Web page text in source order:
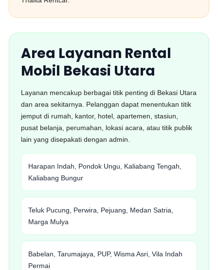
Area Layanan Rental
Mobil Bekasi Utara
Layanan mencakup berbagai titik penting di Bekasi Utara
dan area sekitarnya. Pelanggan dapat menentukan titik
jemput di rumah, kantor, hotel, apartemen, stasiun,
pusat belanja, perumahan, lokasi acara, atau titik publik
lain yang disepakati dengan admin.
Harapan Indah, Pondok Ungu, Kaliabang Tengah,
Kaliabang Bungur
Teluk Pucung, Perwira, Pejuang, Medan Satria,
Marga Mulya
Babelan, Tarumajaya, PUP, Wisma Asri, Vila Indah
Permai